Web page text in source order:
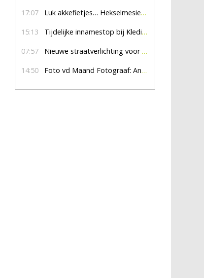
17:07 Luk akkefietjes… HekselmesienHarry
15:13 Tijdelijke innamestop bij Kledingbank Stefania
07:57 Nieuwe straatverlichting voor De Veldmaat en De Pas
14:50 Foto vd Maand Fotograaf: Anna Jalving